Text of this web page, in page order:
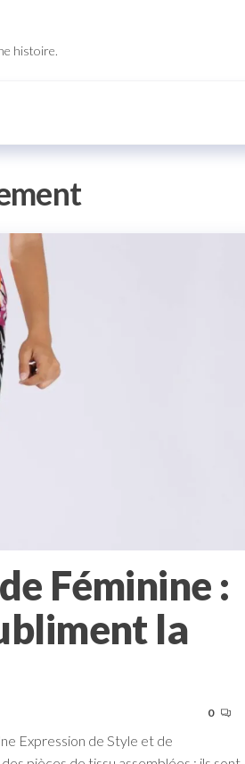
histoire.
Féminine :
la
0
Expression de Style et de